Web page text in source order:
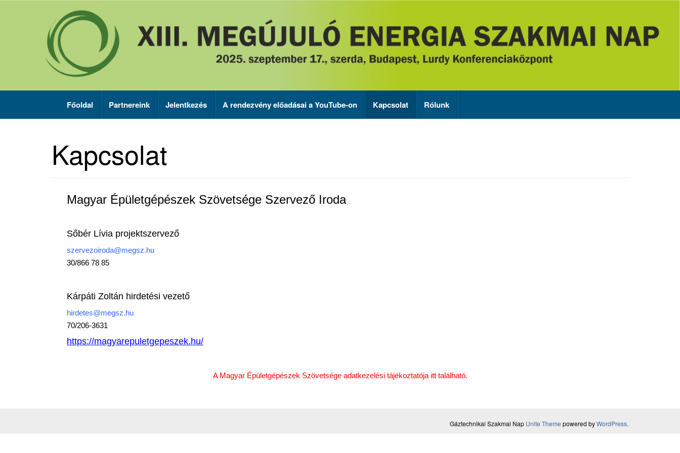
Főoldal Partnereink Jelentkezés A rendezvény előadásai a YouTube-on Kapcsolat Rólunk
Kapcsolat
Magyar Épületgépészek Szövetsége Szervező Iroda
Sőbér Lívia projektszervező
szervezoiroda@megsz.hu
30/866 78 85
Kárpáti Zoltán hirdetési vezető
hirdetes@megsz.hu
70/206-3631
https://magyarepuletgepeszek.hu/
A Magyar Épületgépészek Szövetsége adatkezelési tájékoztatója itt található.
Gáztechnikai Szakmai Nap Unite Theme powered byWordPress.